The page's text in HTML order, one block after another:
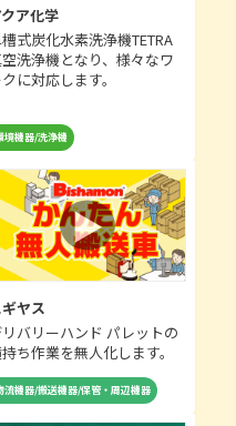
ア化学
式炭化水素洗浄機TETRA
洗浄機となり、様々なワ
に対応します。
境機器/洗浄機
ヤス
バリーハンド パレットの
ち作業を無人化します。
流機器/搬送機器/保管・周辺機器